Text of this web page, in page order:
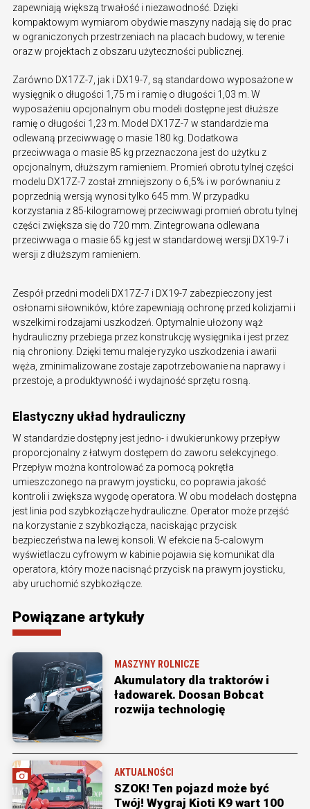
zapewniają większą trwałość i niezawodność. Dzięki
kompaktowym wymiarom obydwie maszyny nadają się do prac
w ograniczonych przestrzeniach na placach budowy, w terenie
oraz w projektach z obszaru użyteczności publicznej.
Zarówno DX17Z-7, jak i DX19-7, są standardowo wyposażone w
wysięgnik o długości 1,75 m i ramię o długości 1,03 m. W
wyposażeniu opcjonalnym obu modeli dostępne jest dłuższe
ramię o długości 1,23 m. Model DX17Z-7 w standardzie ma
odlewaną przeciwwagę o masie 180 kg. Dodatkowa
przeciwwaga o masie 85 kg przeznaczona jest do użytku z
opcjonalnym, dłuższym ramieniem. Promień obrotu tylnej części
modelu DX17Z-7 został zmniejszony o 6,5% i w porównaniu z
poprzednią wersją wynosi tylko 645 mm. W przypadku
korzystania z 85-kilogramowej przeciwwagi promień obrotu tylnej
części zwiększa się do 720 mm. Zintegrowana odlewana
przeciwwaga o masie 65 kg jest w standardowej wersji DX19-7 i
wersji z dłuższym ramieniem.
Zespół przedni modeli DX17Z-7 i DX19-7 zabezpieczony jest
osłonami siłowników, które zapewniają ochronę przed kolizjami i
wszelkimi rodzajami uszkodzeń. Optymalnie ułożony wąż
hydrauliczny przebiega przez konstrukcję wysięgnika i jest przez
nią chroniony. Dzięki temu maleje ryzyko uszkodzenia i awarii
węża, zminimalizowane zostaje zapotrzebowanie na naprawy i
przestoje, a produktywność i wydajność sprzętu rosną.
Elastyczny układ hydrauliczny
W standardzie dostępny jest jedno- i dwukierunkowy przepływ
proporcjonalny z łatwym dostępem do zaworu selekcyjnego.
Przepływ można kontrolować za pomocą pokrętła
umieszczonego na prawym joysticku, co poprawia jakość
kontroli i zwiększa wygodę operatora. W obu modelach dostępna
jest linia pod szybkozłącze hydrauliczne. Operator może przejść
na korzystanie z szybkozłącza, naciskając przycisk
bezpieczeństwa na lewej konsoli. W efekcie na 5-calowym
wyświetlaczu cyfrowym w kabinie pojawia się komunikat dla
operatora, który może nacisnąć przycisk na prawym joysticku,
aby uruchomić szybkozłącze.
Powiązane artykuły
MASZYNY ROLNICZE
Akumulatory dla traktorów i
ładowarek. Doosan Bobcat
rozwija technologię
AKTUALNOŚCI
SZOK! Ten pojazd może być
Twój! Wygraj Kioti K9 wart 100